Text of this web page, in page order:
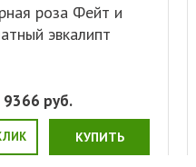
роза Фейт и
эвкалипт
9366 руб.
КУПИТЬ